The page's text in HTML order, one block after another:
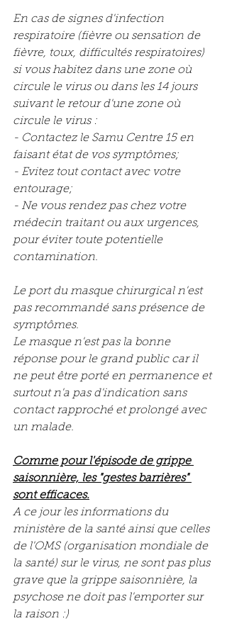
En cas de signes d'infection
respiratoire (fièvre ou sensation de
fièvre, toux, difficultés respiratoires)
si vous habitez dans une zone où
circule le virus ou dans les 14 jours
suivant le retour d'une zone où
circule le virus :
- Contactez le Samu Centre 15 en
faisant état de vos symptômes;
- Evitez tout contact avec votre
entourage;
- Ne vous rendez pas chez votre
médecin traitant ou aux urgences,
pour éviter toute potentielle
contamination.
Le port du masque chirurgical n'est
pas recommandé sans présence de
symptômes.
Le masque n'est pas la bonne
réponse pour le grand public car il
ne peut être porté en permanence et
surtout n'a pas d'indication sans
contact rapproché et prolongé avec
un malade.
Comme pour l'épisode de grippe
saisonnière, les "gestes barrières"
sont efficaces.
A ce jour les informations du
ministère de la santé ainsi que celles
de l'OMS (organisation mondiale de
la santé) sur le virus, ne sont pas plus
grave que la grippe saisonnière, la
psychose ne doit pas l'emporter sur
la raison :)